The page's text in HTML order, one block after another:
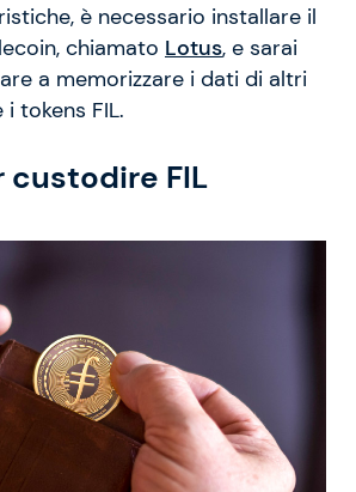
è necessario installare il
chiamato Lotus, e sarai
a memorizzare i dati di altri
tokens FIL.
custodire FIL